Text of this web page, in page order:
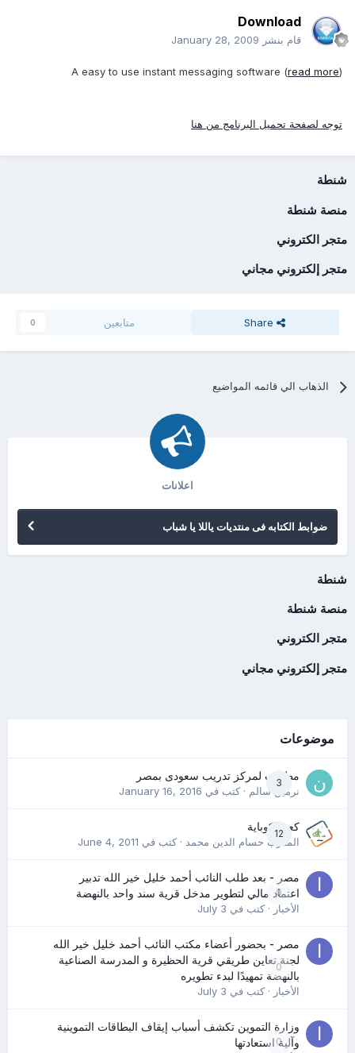
Download
قام بنشر January 28, 2009
A easy to use instant messaging software (read more
توجه لصفحة تحميل البرنامج من هنا
شنطة
منصة شنطة
متجر الكتروني
متجر إلكتروني مجاني
Share متابعين 0
الذهاب الي قائمه المواضيع
اعلانات
ضوابط الكتابه فى منتديات ياللا يا شباب
شنطة
منصة شنطة
متجر الكتروني
متجر إلكتروني مجاني
موضوعات
3
مطلوب لمركز تدريب سعودى بمصر
نرمين سالم· كتب في January 16, 2016
12
كعب كوباية
المدرب حسام الدين محمد· كتب في June 4, 2011
0
مصر - بعد طلب النائب أحمد خليل خير الله تدبير
اعتماد مالي لتطوير مدخل قرية سند واحد بالنهضة
الأخبار· كتب في July 3
0
مصر - بحضور أعضاء مكتب النائب أحمد خليل خير الله
لجنة تعاين طريقي قرية الحظيرة و المدرسة الصناعية
بالنهضة تمهيدًا لبدء تطويره
الأخبار· كتب في July 3
0
وزارة التموين تكشف أسباب إيقاف البطاقات التموينية
وآلية استعادتها